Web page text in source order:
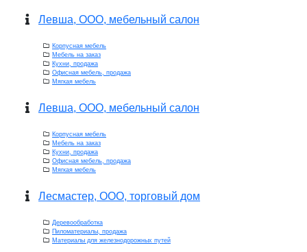
Левша, ООО, мебельный салон
Корпусная мебель
Мебель на заказ
Кухни, продажа
Офисная мебель, продажа
Мягкая мебель
Левша, ООО, мебельный салон
Корпусная мебель
Мебель на заказ
Кухни, продажа
Офисная мебель, продажа
Мягкая мебель
Лесмастер, ООО, торговый дом
Деревообработка
Пиломатериалы, продажа
Материалы для железнодорожных путей